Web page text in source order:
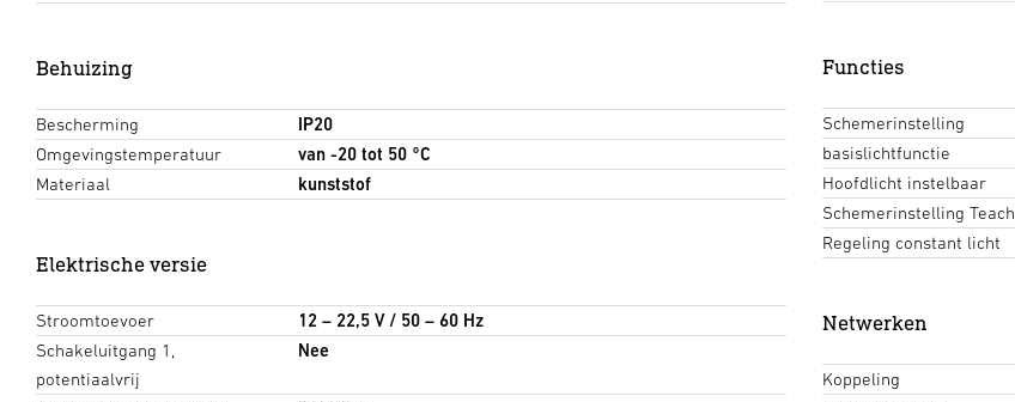
Behuizing
Bescherming
IP20
Omgevingstemperatuur
van -20 tot 50 °C
Materiaal
kunststof
Elektrische versie
Stroomtoevoer
12 – 22,5 V / 50 – 60 Hz
Schakeluitgang 1,
potentiaalvrij
Nee
Functies
Schemerinstelling
basislichtfunctie
Hoofdlicht instelbaar
Schemerinstelling Teach
Regeling constant licht
Netwerken
Koppeling